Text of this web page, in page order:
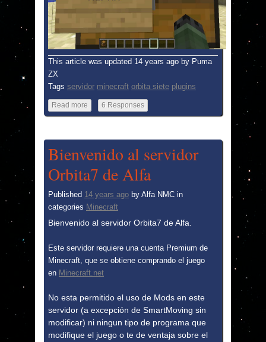
This article was updated 14 years ago by Puma
ZX
Tags servidor minecraft orbita siete plugins
Read more 6 Responses
Bienvenido al servidor
Orbita7 de Alfa
Published 14 years ago by Alfa NMC in
categories Minecraft
Bienvenido al servidor Orbita7 de Alfa.
Este servidor requiere una cuenta Premium de
Minecraft, que se obtiene comprando el juego
en Minecraft.net
No esta permitido el uso de Mods en este
servidor (a excepción de SmartMoving sin
modificar) ni ningun tipo de programa que
modifique el juego o te de ventaja sobre el